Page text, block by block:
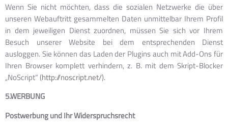
Wenn Sie nicht möchten, dass die sozialen Netzwerke die über
unseren Webauftritt gesammelten Daten unmittelbar Ihrem Profil
in dem jeweiligen Dienst zuordnen, müssen Sie sich vor Ihrem
Besuch unserer Website bei dem entsprechenden Dienst
ausloggen. Sie können das Laden der Plugins auch mit Add-Ons für
Ihren Browser komplett verhindern, z. B. mit dem Skript-Blocker
„NoScript“ (http://noscript.net/).
5.WERBUNG
Postwerbung und Ihr Widerspruchsrecht